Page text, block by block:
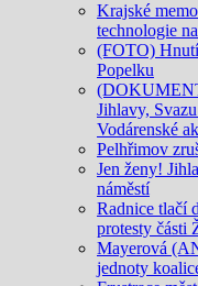
Krajské
technologie
(FOTO)
Popelku
Jihlavy,
Vodárenské
Pelhřimov
Jen ženy!
náměstí
Radnice tlačí
protesty části
Mayerová
jednoty